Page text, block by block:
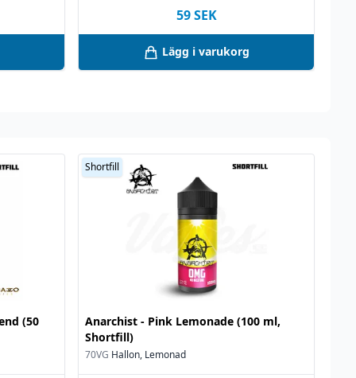
59 SEK
Lägg i varukorg
(50
Anarchist - Pink Lemonade (100 ml,
Shortfill)
70VG Hallon, Lemonad
Shortfill